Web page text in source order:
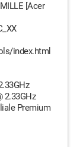
[Acer
index.html
2.33GHz
Premium